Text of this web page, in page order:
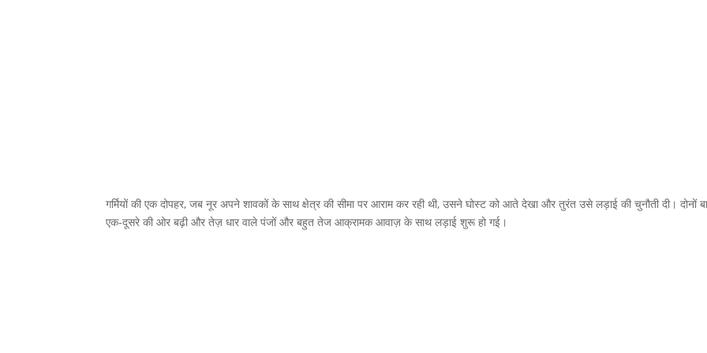
गर्मियों की एक दोपहर, जब नूर अपने शावकों के साथ क्षेत्र की सीमा पर आराम कर रही थी, उसने घोस्ट को आते देखा और तुरंत उसे लड़ाई की चुनौती दी। दोनों
एक-दूसरे की ओर बढ़ी और तेज़ धार वाले पंजों और बहुत तेज आक्रामक आवाज़ के साथ लड़ाई शुरू हो गई।